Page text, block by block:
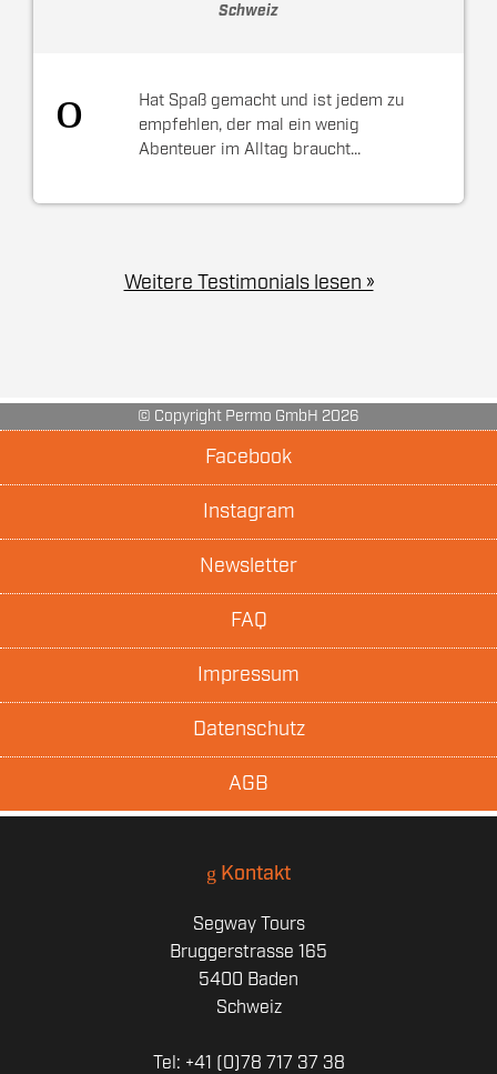
Schweiz
Hat Spaß gemacht und ist jedem zu
empfehlen, der mal ein wenig
Abenteuer im Alltag braucht...
Weitere Testimonials lesen »
© Copyright Permo GmbH 2026
Facebook
Instagram
Newsletter
FAQ
Impressum
Datenschutz
AGB
Kontakt
Segway Tours
Bruggerstrasse 165
5400 Baden
Schweiz
Tel: +41 (0)78 717 37 38